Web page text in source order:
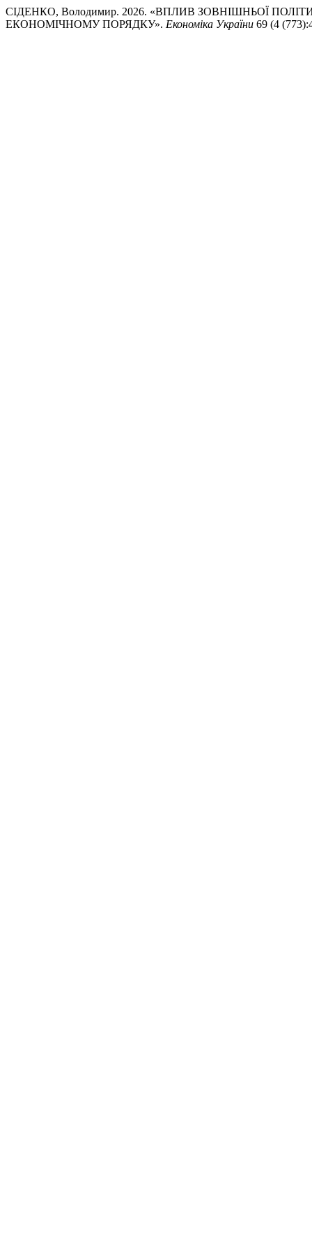
СІДЕНКО, Володимир. 2026. «ВПЛИВ ЗОВНІШНЬОЇ
ЕКОНОМІЧНОМУ ПОРЯДКУ». Економіка України 69 (4